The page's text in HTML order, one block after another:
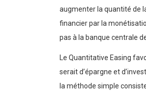
augmenter la quantité de
financier par la
pas à la banque centrale
Le Quantitative Easing
serait d’épargne et
la méthode simple